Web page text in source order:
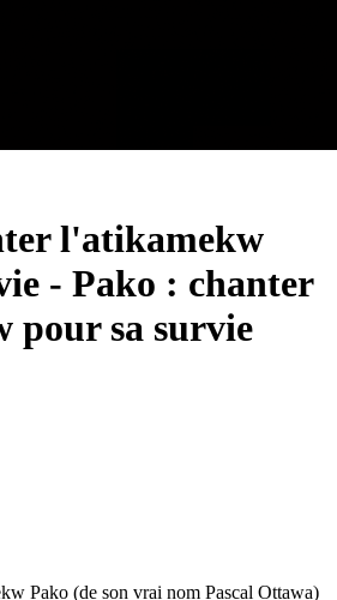
l'atikamekw
- Pako : chanter
pour sa survie
Pako (de son vrai nom Pascal Ottawa)